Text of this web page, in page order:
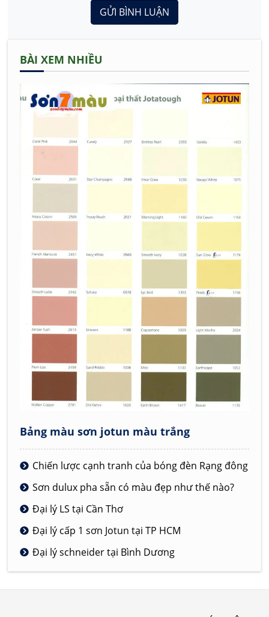
GỬI BÌNH LUẬN
BÀI XEM NHIỀU
Bảng màu sơn jotun màu trắng
Chiến lược cạnh tranh của bóng đèn Rạng đông
Sơn dulux pha sẵn có màu đẹp như thế nào?
Đại lý LS tại Cần Thơ
Đại lý cấp 1 sơn Jotun tại TP HCM
Đại lý schneider tại Bình Dương